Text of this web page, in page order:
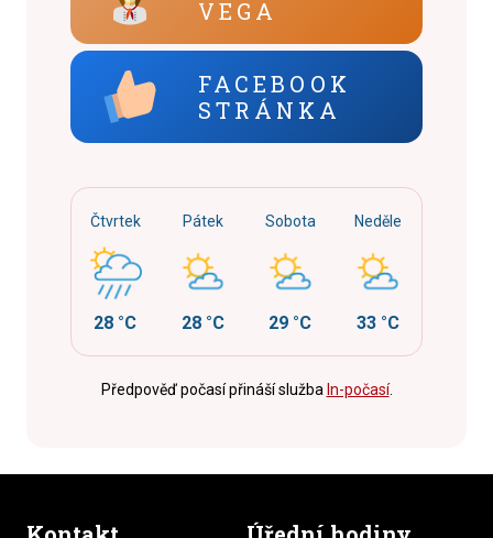
VEGA
FACEBOOK
STRÁNKA
Čtvrtek
28 °C
Pátek
28 °C
Sobota
29 °C
Neděle
33 °C
Předpověď počasí přináší služba In-počasí.